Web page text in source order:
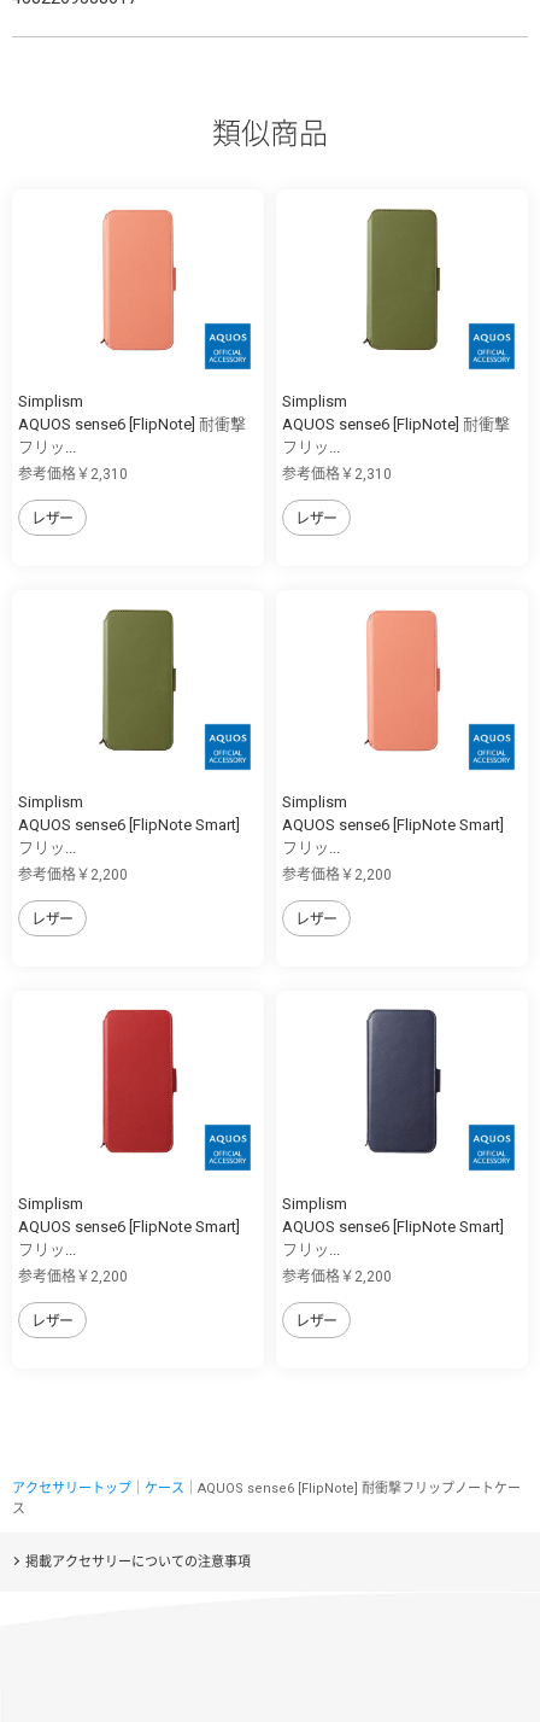
類似商品
Simplism
AQUOS sense6 [FlipNote] 耐衝撃
フリッ...
参考価格￥2,310
レザー
Simplism
AQUOS sense6 [FlipNote] 耐衝撃
フリッ...
参考価格￥2,310
レザー
Simplism
AQUOS sense6 [FlipNote Smart]
フリッ...
参考価格￥2,200
レザー
Simplism
AQUOS sense6 [FlipNote Smart]
フリッ...
参考価格￥2,200
レザー
Simplism
AQUOS sense6 [FlipNote Smart]
フリッ...
参考価格￥2,200
レザー
Simplism
AQUOS sense6 [FlipNote Smart]
フリッ...
参考価格￥2,200
レザー
アクセサリートップ ケース ｜AQUOS sense6 [FlipNote] 耐衝撃フリップノートケー
ス
掲載アクセサリーについての注意事項